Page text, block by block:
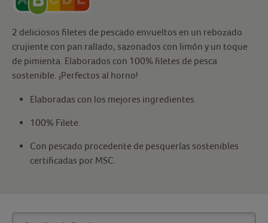
2 deliciosos filetes de pescado envueltos en un rebozado
crujiente con pan rallado, sazonados con limón y un toque
de pimienta. Elaborados con 100% filetes de pesca
sostenible. ¡Perfectos al horno!
Elaboradas con los mejores ingredientes.
100% Filete.
Con pescado procedente de pesquerías sostenibles
certificadas por MSC.